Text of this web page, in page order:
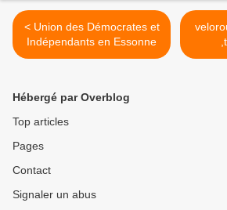
< Union des Démocrates et
Indépendants en Essonne
Hébergé par Overblog
Top articles
Pages
Contact
Signaler un abus